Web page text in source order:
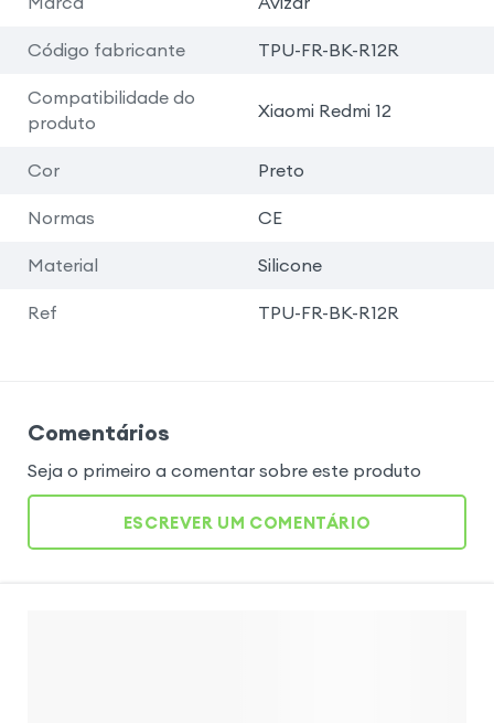
Código fabricante TPU-FR-BK-R12R
Compatibilidade do
produto
Xiaomi Redmi 12
Cor Preto
Normas CE
Material Silicone
Ref TPU-FR-BK-R12R
Comentários
Seja o primeiro a comentar sobre este produto
ESCREVER UM COMENTÁRIO